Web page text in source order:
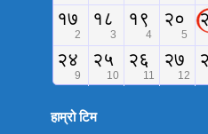
हाम्रो टिम